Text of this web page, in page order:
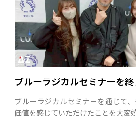
ブルーラジカルセミナーを終
ブルーラジカルセミナーを通じて
価値を感じていただけたことを大変